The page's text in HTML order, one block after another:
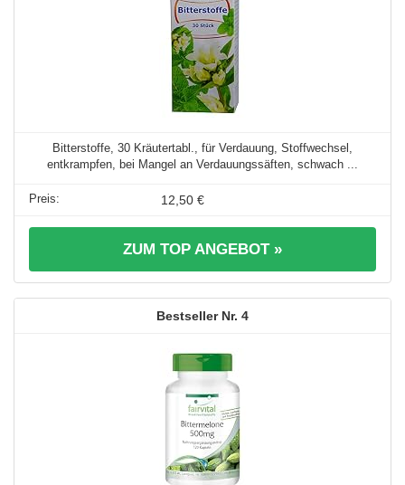
Bitterstoffe, 30 Kräutertabl., für Verdauung, Stoffwechsel,
entkrampfen, bei Mangel an Verdauungssäften, schwach ...
12,50 €
ZUM TOP ANGEBOT »
4